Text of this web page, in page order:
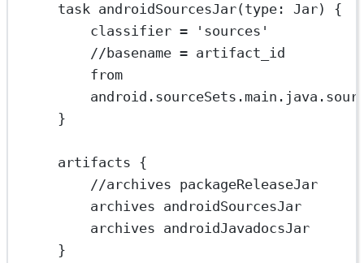
task androidSourcesJar(type : Jar) {
classifier =
'sources'
//basename = artifact_id
from
android . sourceSets . main . java .
}
artifacts {
//archives packageReleaseJar
archives androidSourcesJar
archives androidJavadocsJar
}